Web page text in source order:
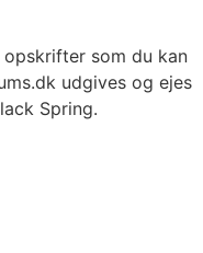
som du kan
udgives og ejes
Spring.